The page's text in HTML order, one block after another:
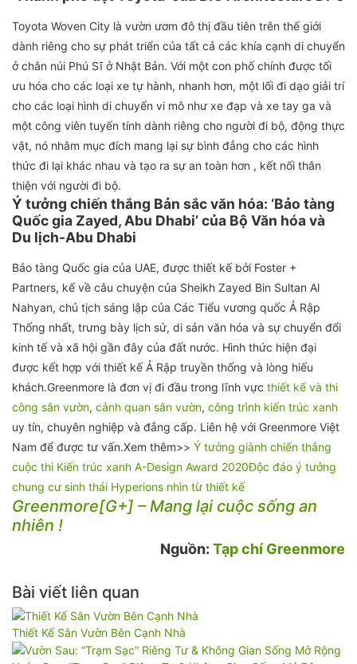
Toyota Woven City là vườn ươm đô thị đầu tiên trên thế giới
dành riêng cho sự phát triển của tất cả các khía cạnh di chuyển
ở chân núi Phú Sĩ ở Nhật Bản. Với một con phố chính được tối
ưu hóa cho các loại xe tự hành, nhanh hơn, một lối đi dạo giải trí
cho các loại hình di chuyển vi mô như xe đạp và xe tay ga và
một công viên tuyến tính dành riêng cho người đi bộ, động thực
vật, nó nhằm mục đích mang lại sự bình đẳng cho các hình
thức đi lại khác nhau và tạo ra sự an toàn hơn , kết nối thân
thiện với người đi bộ.
Ý tưởng chiến thắng Bản sắc văn hóa: ‘Bảo tàng
Quốc gia Zayed, Abu Dhabi’ của Bộ Văn hóa và
Du lịch-Abu Dhabi
Bảo tàng Quốc gia của UAE, được thiết kế bởi Foster +
Partners, kể về câu chuyện của Sheikh Zayed Bin Sultan Al
Nahyan, chủ tịch sáng lập của Các Tiểu vương quốc Ả Rập
Thống nhất, trưng bày lịch sử, di sản văn hóa và sự chuyển đổi
kinh tế và xã hội gần đây của đất nước. Hình thức hiện đại
được kết hợp với thiết kế Ả Rập truyền thống và lòng hiếu
khách.Greenmore là đơn vị đi đầu trong lĩnh vực thiết kế và thi
công sân vườn, cảnh quan sân vườn, công trình kiến trúc xanh
uy tín, chuyên nghiệp và đẳng cấp. Liên hệ với Greenmore Việt
Nam để được tư vấn.Xem thêm>> Ý tưởng giành chiến thắng
cuộc thi Kiến trúc xanh A-Design Award 2020Độc đáo ý tưởng
chung cư sinh thái Hyperions nhìn từ thiết kế
Greenmore[G+] – Mang lại cuộc sống an
nhiên !
Nguồn: Tạp chí Greenmore
Bài viết liên quan
Thiết Kế Sân Vườn Bên Cạnh Nhà